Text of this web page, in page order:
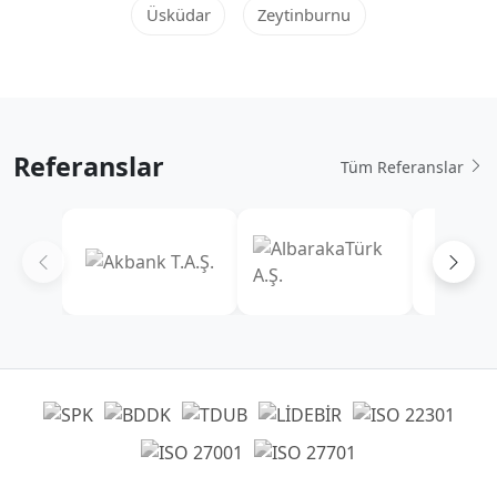
Üsküdar Zeytinburnu
Referanslar Tüm Referanslar